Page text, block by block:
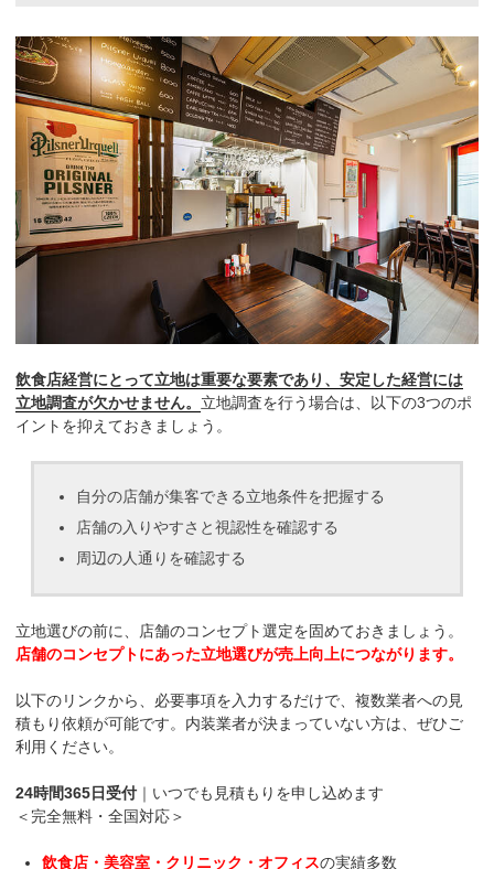
飲食店経営にとって立地は重要な要素であり、安定した経営には
立地調査が欠かせません。 立地調査を行う場合は、以下の3つのポ
イントを抑えておきましょう。
自分の店舗が集客できる立地条件を把握する
店舗の入りやすさと視認性を確認する
周辺の人通りを確認する
立地選びの前に、店舗のコンセプト選定を固めておきましょう。
店舗のコンセプトにあった立地選びが売上向上につながります。
以下のリンクから、必要事項を入力するだけで、複数業者への見
積もり依頼が可能です。内装業者が決まっていない方は、ぜひご
利用ください。
24時間365日受付 ｜いつでも見積もりを申し込めます
＜完全無料・全国対応＞
飲食店・美容室・クリニック・オフィスの実績多数